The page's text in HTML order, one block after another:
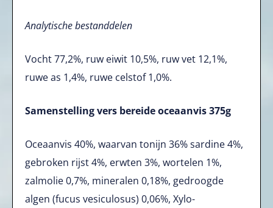
Analytische bestanddelen
Vocht 77,2%, ruw eiwit 10,5%, ruw vet 12,1%,
ruwe as 1,4%, ruwe celstof 1,0%.
Samenstelling vers bereide oceaanvis 375g
Oceaanvis 40%, waarvan tonijn 36% sardine 4%,
gebroken rijst 4%, erwten 3%, wortelen 1%,
zalmolie 0,7%, mineralen 0,18%, gedroogde
algen (fucus vesiculosus) 0,06%, Xylo-